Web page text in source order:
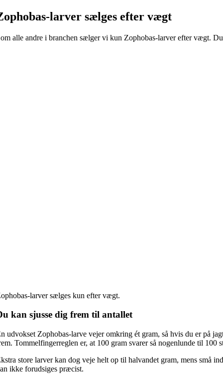
larver sælges efter vægt
alle andre i branchen sælger vi kun Zophobas-larver efter vægt.
larver sælges kun efter vægt.
kan sjusse dig frem til antallet
udvokset Zophobas-larve vejer omkring ét gram, så hvis du er på
Tommelfingerreglen er, at 100 gram svarer så nogenlunde til 100
store larver kan dog veje helt op til halvandet gram, mens små
ikke forudsiges præcist.